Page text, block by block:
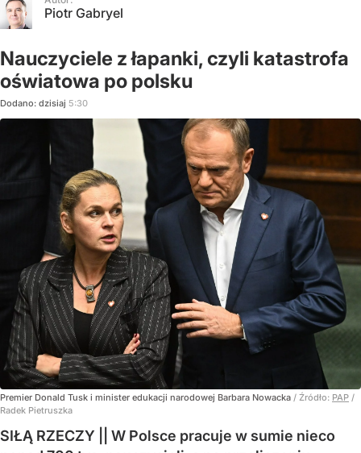
Piotr Gabryel
Nauczyciele z łapanki, czyli katastrofa
oświatowa po polsku
Dodano: dzisiaj 5:30
Premier Donald Tusk i minister edukacji narodowej Barbara Nowacka / Źródło: PAP /
Radek Pietruszka
SIŁĄ RZECZY || W Polsce pracuje w sumie nieco